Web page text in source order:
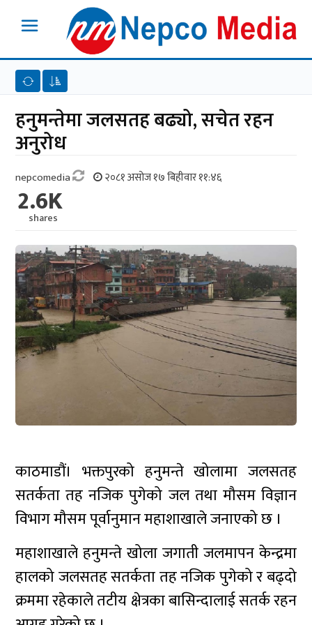
हनुमन्तेमा जलसतह बढ्यो, सचेत रहन
अनुरोध
nepcomedia २०८१ असोज १७ बिहीवार ११:४६
2.6K
shares
काठमाडौं। भक्तपुरको हनुमन्ते खोलामा जलसतह
सतर्कता तह नजिक पुगेको जल तथा मौसम विज्ञान
विभाग मौसम पूर्वानुमान महाशाखाले जनाएको छ ।
महाशाखाले हनुमन्ते खोला जगाती जलमापन केन्द्रमा
हालको जलसतह सतर्कता तह नजिक पुगेको र बढ्दो
क्रममा रहेकाले तटीय क्षेत्रका बासिन्दालाई सतर्क रहन